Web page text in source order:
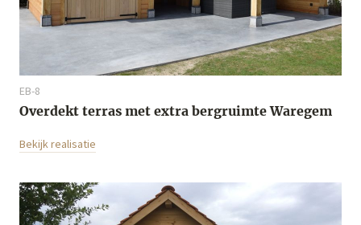
EB-8
Overdekt terras met extra bergruimte Waregem
Bekijk realisatie